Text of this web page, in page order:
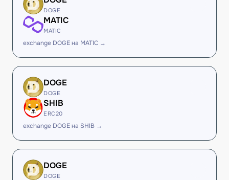
DOGE
MATIC
MATIC
exchange DOGE на MATIC →
DOGE
DOGE
SHIB
ERC20
exchange DOGE на SHIB →
DOGE
DOGE